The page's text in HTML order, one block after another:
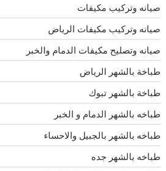
صيانه وتركيب مكيفات
صيانه وتركيب مكيفات الرياض
صيانه وتصليح مكيفات الدمام والخبر
طباخة بالشهر الرياض
طباخة بالشهر تبوك
طباخه بالشهر الدمام و الخبر
طباخه بالشهر بالجبيل والاحساء
طباخه بالشهر جده